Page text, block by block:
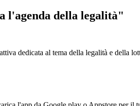
l'agenda della legalità"
dedicata al tema della legalità e della